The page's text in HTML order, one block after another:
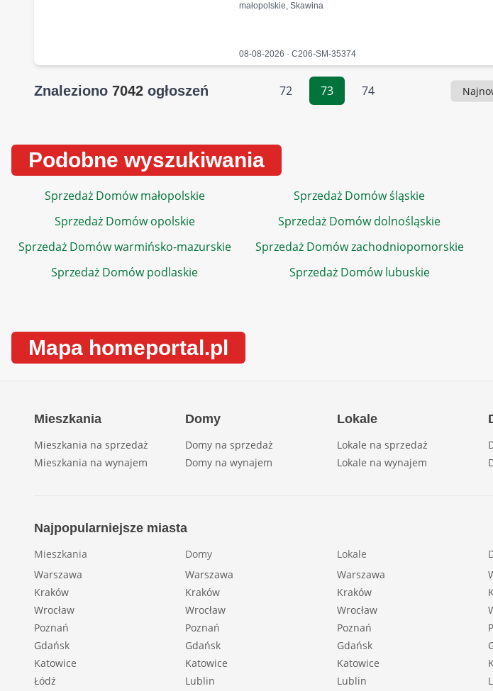
małopolskie, Skawina
08-08-2026 · C206-SM-35374
Znaleziono 7042 ogłoszeń 72 73 74
Podobne wyszukiwania
Sprzedaż Domów małopolskie Sprzedaż Domów śląskie
Sprzedaż Domów opolskie
Sprzedaż Domów dolnośląskie
Sprzedaż Domów warmińsko-mazurskie
Sprzedaż Domów zachodniopomorskie
Sprzedaż Domów podlaskie
Sprzedaż Domów lubuskie
Mapa homeportal.pl
Mieszkania
Mieszkania na sprzedaż
Mieszkania na wynajem
Domy
Domy na sprzedaż
Domy na wynajem
Lokale
Lokale na sprzedaż
Lokale na wynajem
Najpopularniejsze miasta
Mieszkania
Warszawa
Kraków
Wrocław
Poznań
Gdańsk
Katowice
Łódź
Domy
Warszawa
Kraków
Wrocław
Poznań
Gdańsk
Katowice
Lublin
Lokale
Warszawa
Kraków
Wrocław
Poznań
Gdańsk
Katowice
Lublin